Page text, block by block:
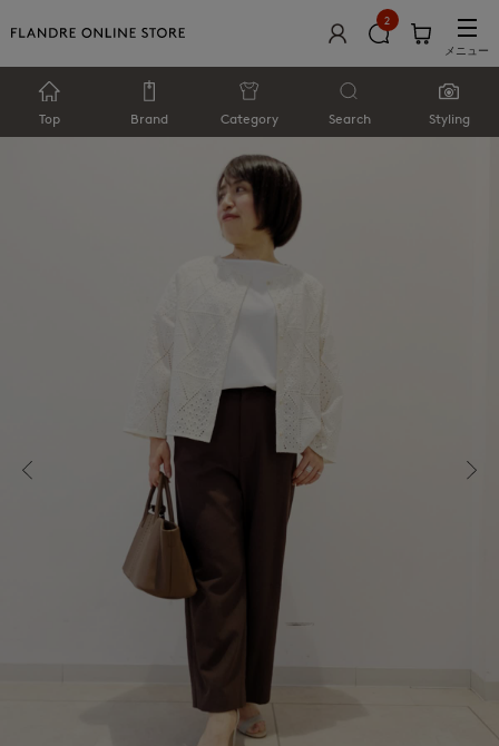
2
メニュー
Top Brand Category Search Styling